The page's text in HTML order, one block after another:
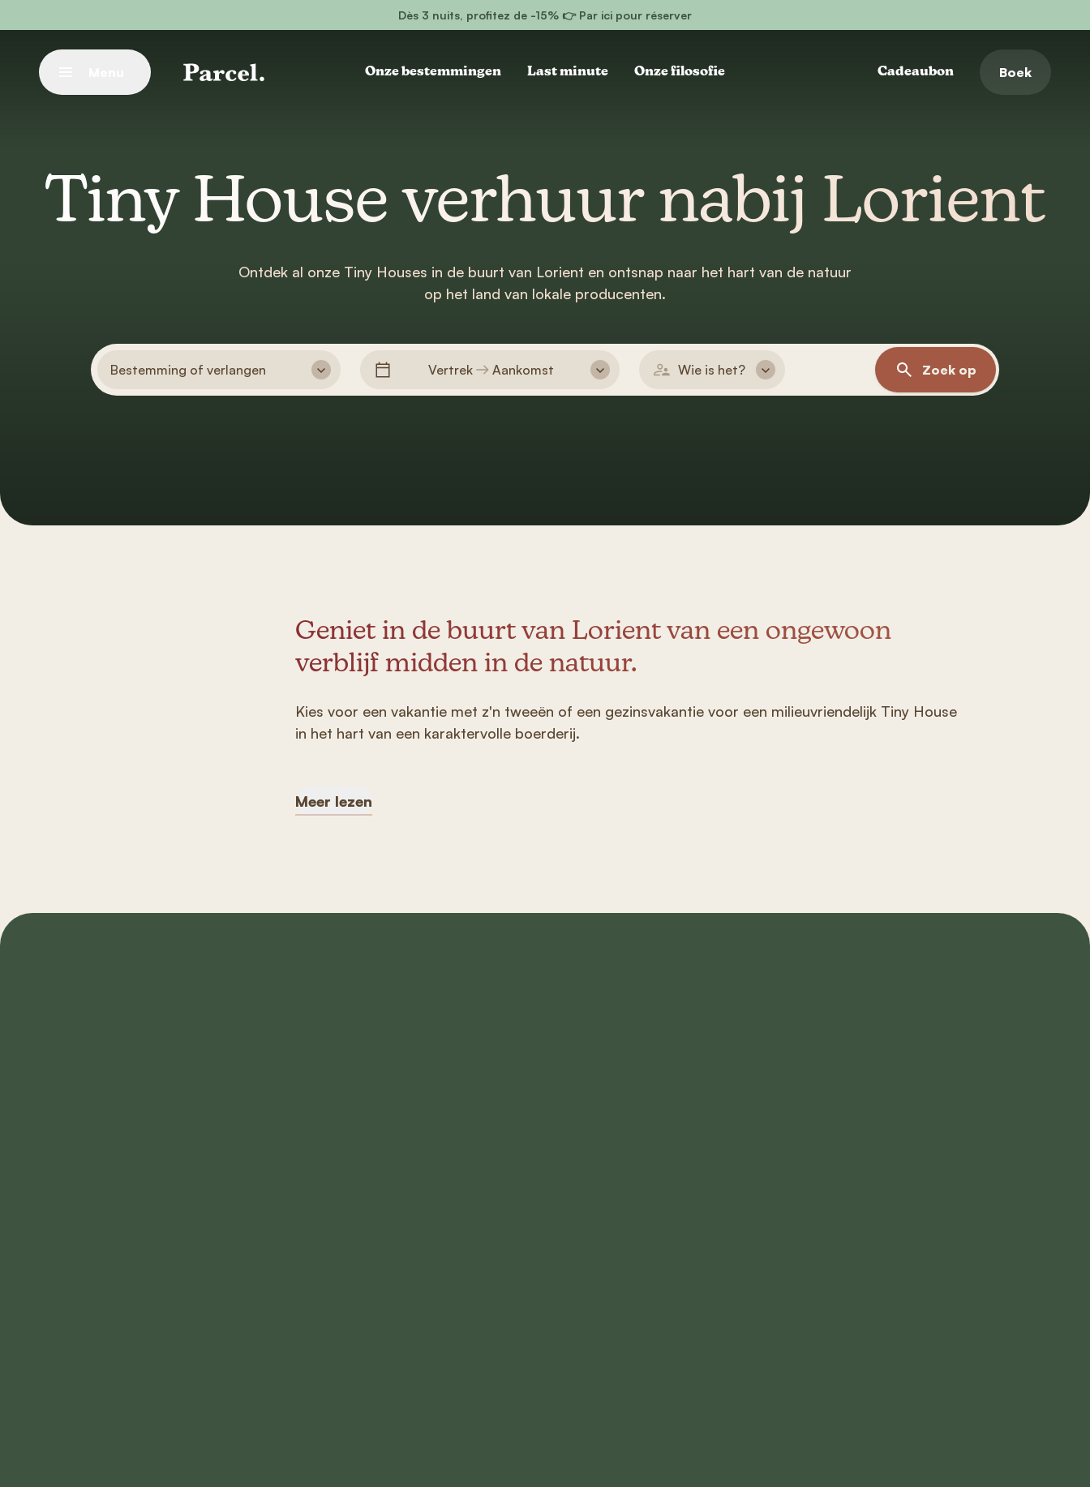
Dès 3 nuits, profitez de -15% 👉 Par ici pour réserver
Sluit
Onze bestemmingen Last minute Onze filosofie Cadeaubon Boek
Tiny House verhuur nabij Lorient
Ontdek al onze Tiny Houses in de buurt van Lorient en ontsnap naar het hart van de natuur
op het land van lokale producenten.
Bestemming of verlangen Vertrek Aankomst Wie is het? Zoek op
Geniet in de buurt van Lorient van een ongewoon
verblijf midden in de natuur.
Kies voor een vakantie met z'n tweeën of een gezinsvakantie voor een milieuvriendelijk Tiny House
in het hart van een karaktervolle boerderij.
Meer lezen